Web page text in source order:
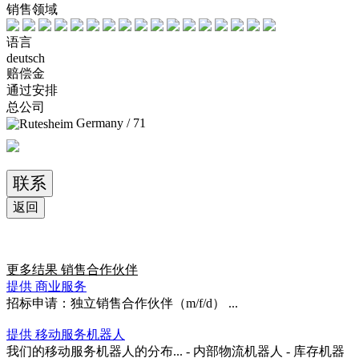
销售领域
语言
deutsch
赔偿金
通过安排
总公司
Germany / 71
联系
返回
更多结果 销售合作伙伴
提供 商业服务
招标申请：独立销售合作伙伴（m/f/d） ...
提供 移动服务机器人
我们的移动服务机器人的分布... - 内部物流机器人 - 库存机器